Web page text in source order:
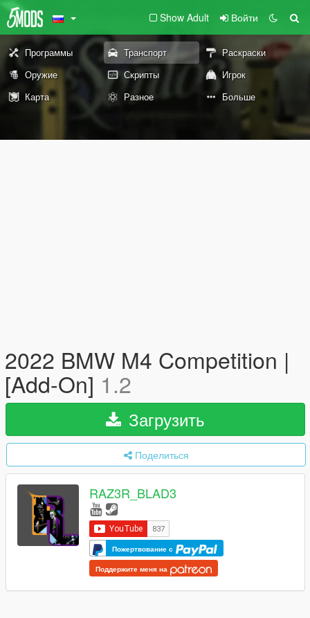
Show Adult Войти
Программы Транспорт
Раскраски
Оружие
Скрипты
Игрок
Карта
Разное Больше
2022 BMW M4 Competition |
[Add-On] 1.2
Загрузить
Поделиться
RAZ3R_BLAD3
Пожертвование с
Поддержите меня на